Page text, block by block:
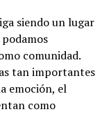
siendo un lugar
comunidad.
tan importantes
emoción, el
como